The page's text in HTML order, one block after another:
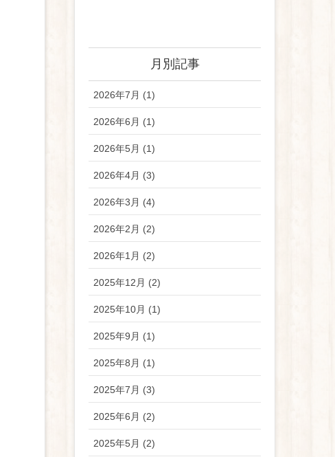
月別記事
2026年7月 (1)
2026年6月 (1)
2026年5月 (1)
2026年4月 (3)
2026年3月 (4)
2026年2月 (2)
2026年1月 (2)
2025年12月 (2)
2025年10月 (1)
2025年9月 (1)
2025年8月 (1)
2025年7月 (3)
2025年6月 (2)
2025年5月 (2)